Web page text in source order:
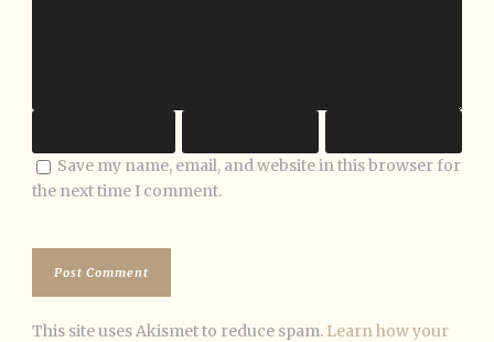
Save my name, email, and website in this browser for
the next time I comment.
This site uses Akismet to reduce spam. Learn how your